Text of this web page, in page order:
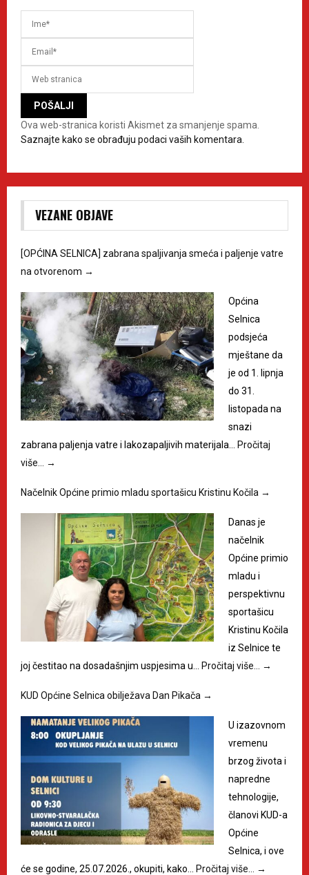
Ova web-stranica koristi Akismet za smanjenje spama.
Saznajte kako se obrađuju podaci vaših komentara.
VEZANE OBJAVE
[OPĆINA SELNICA] zabrana spaljivanja smeća i paljenje vatre
na otvorenom →
Općina
Selnica
podsjeća
mještane da
je od 1. lipnja
do 31.
listopada na
snazi
zabrana paljenja vatre i lakozapaljivih materijala… Pročitaj
više…
→
Načelnik Općine primio mladu sportašicu Kristinu Kočila →
Danas je
načelnik
Općine primio
mladu i
perspektivnu
sportašicu
Kristinu Kočila
iz Selnice te
joj čestitao na dosadašnjim uspjesima u… Pročitaj više… →
KUD Općine Selnica obilježava Dan Pikača →
U izazovnom
vremenu
brzog života i
napredne
tehnologije,
članovi KUD-a
Općine
Selnica, i ove
će se godine, 25.07.2026., okupiti, kako… Pročitaj više… →